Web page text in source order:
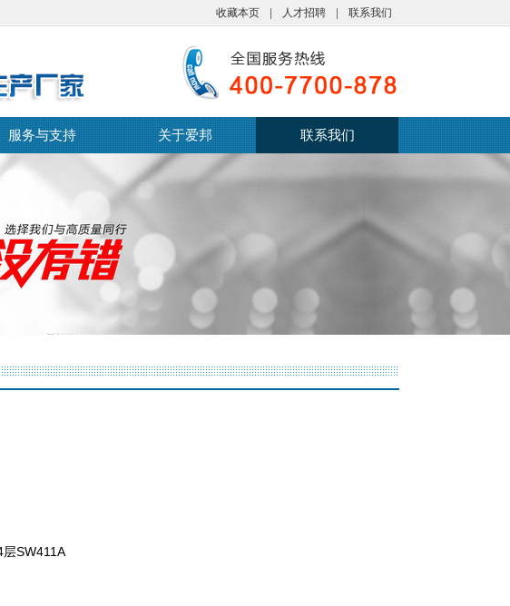
收藏本页 人才招聘 联系我们
服务与支持 关于爱邦 联系我们
SW411A